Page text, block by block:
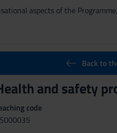
aspects of the
Back to
and safety
code